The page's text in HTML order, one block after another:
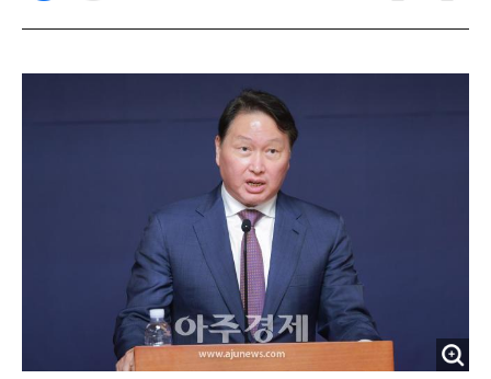
c
b
i
t
o
o
o
i